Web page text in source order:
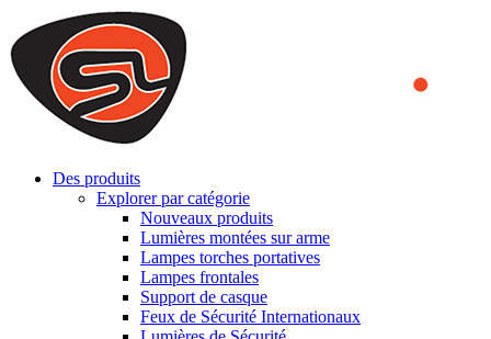
We use cookies to ensure that we provide you the best experience
on our website. By continuing to browse this website, you accept
that cookies are used to help us analyze how the website is used and
to offer you a better experience. To learn more or to find out how
you can disable cookies, you can access our
Des produits
Explorer par catégorie
Nouveaux produits
Lumières montées sur arme
Lampes torches portatives
Lampes frontales
Support de casque
Feux de Sécurité Internationaux